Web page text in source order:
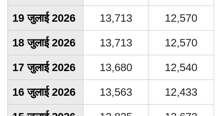
19 जुलाई 2026
13,713
12,570
18 जुलाई 2026
13,713
12,570
17 जुलाई 2026
13,680
12,540
16 जुलाई 2026
13,563
12,433